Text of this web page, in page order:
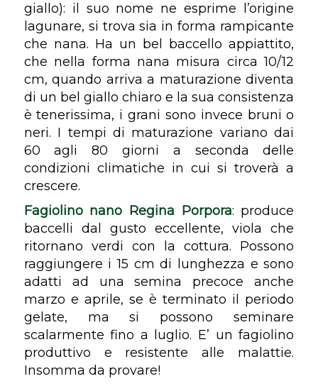
giallo): il suo nome ne esprime l’origine
lagunare, si trova sia in forma rampicante
che nana. Ha un bel baccello appiattito,
che nella forma nana misura circa 10/12
cm, quando arriva a maturazione diventa
di un bel giallo chiaro e la sua consistenza
è tenerissima, i grani sono invece bruni o
neri. I tempi di maturazione variano dai
60 agli 80 giorni a seconda delle
condizioni climatiche in cui si troverà a
crescere.
Fagiolino nano Regina Porpora: produce
baccelli dal gusto eccellente, viola che
ritornano verdi con la cottura. Possono
raggiungere i 15 cm di lunghezza e sono
adatti ad una semina precoce anche
marzo e aprile, se è terminato il periodo
gelate, ma si possono seminare
scalarmente fino a luglio. E’ un fagiolino
produttivo e resistente alle malattie.
Insomma da provare!